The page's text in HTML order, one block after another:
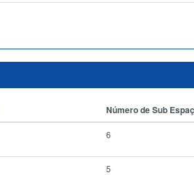
Número de Sub
6
5